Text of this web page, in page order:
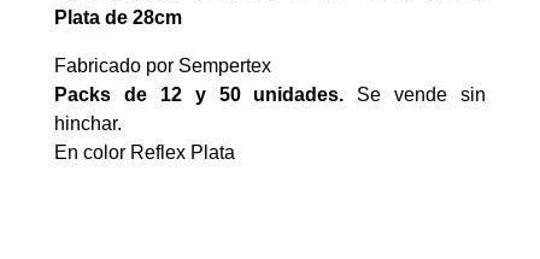
Plata de 28cm
Fabricado por Sempertex
Packs de 12 y 50 unidades. Se vende sin
hinchar.
En color Reflex Plata